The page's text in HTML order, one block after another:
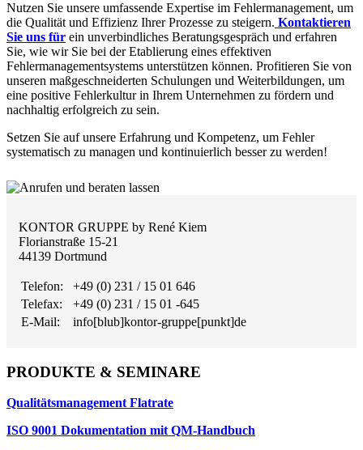
Nutzen Sie unsere umfassende Expertise im Fehlermanagement, um
die Qualität und Effizienz Ihrer Prozesse zu steigern. Kontaktieren
Sie uns für ein unverbindliches Beratungsgespräch und erfahren
Sie, wie wir Sie bei der Etablierung eines effektiven
Fehlermanagementsystems unterstützen können. Profitieren Sie von
unseren maßgeschneiderten Schulungen und Weiterbildungen, um
eine positive Fehlerkultur in Ihrem Unternehmen zu fördern und
nachhaltig erfolgreich zu sein.
Setzen Sie auf unsere Erfahrung und Kompetenz, um Fehler
systematisch zu managen und kontinuierlich besser zu werden!
KONTOR GRUPPE by René Kiem
Florianstraße 15-21
44139 Dortmund
Telefon:
+49 (0) 231 / 15 01 646
Telefax:
+49 (0) 231 / 15 01 -645
E-Mail:
info[blub]kontor-gruppe[punkt]de
PRODUKTE & SEMINARE
Qualitätsmanagement Flatrate
ISO 9001 Dokumentation mit QM-Handbuch